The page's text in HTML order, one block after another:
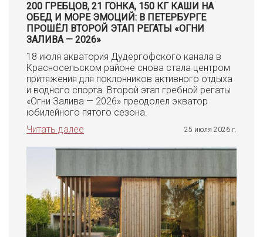
200 ГРЕБЦОВ, 21 ГОНКА, 150 КГ КАШИ НА
ОБЕД И МОРЕ ЭМОЦИЙ: В ПЕТЕРБУРГЕ
ПРОШЁЛ ВТОРОЙ ЭТАП РЕГАТЫ «ОГНИ
ЗАЛИВА — 2026»
18 июля акватория Дудергофского канала в
Красносельском районе снова стала центром
притяжения для поклонников активного отдыха
и водного спорта. Второй этап гребной регаты
«Огни Залива — 2026» преодолел экватор
юбилейного пятого сезона.
Читать далее
25 июля 2026 г.